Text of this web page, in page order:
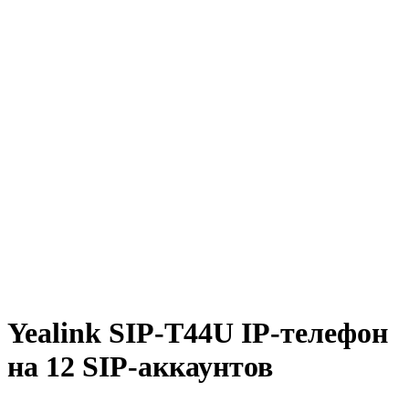
Yealink SIP-T44U IP-телефон
на 12 SIP-аккаунтов